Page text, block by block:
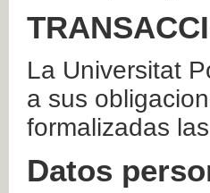
La Universitat
a sus
formalizadas
Datos